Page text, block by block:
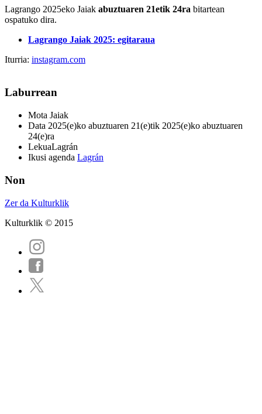
Lagrango 2025eko Jaiak abuztuaren 21etik 24ra bitartean
ospatuko dira.
Lagrango Jaiak 2025: egitaraua
Iturria: instagram.com
Laburrean
Mota Jaiak
Data 2025(e)ko abuztuaren 21(e)tik 2025(e)ko abuztuaren
24(e)ra
LekuaLagrán
Ikusi agenda Lagrán
Non
Zer da Kulturklik
Kulturklik © 2015